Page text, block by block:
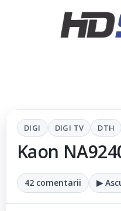
DIGI DIGI TV DTH
Kaon
42 comentarii ▶